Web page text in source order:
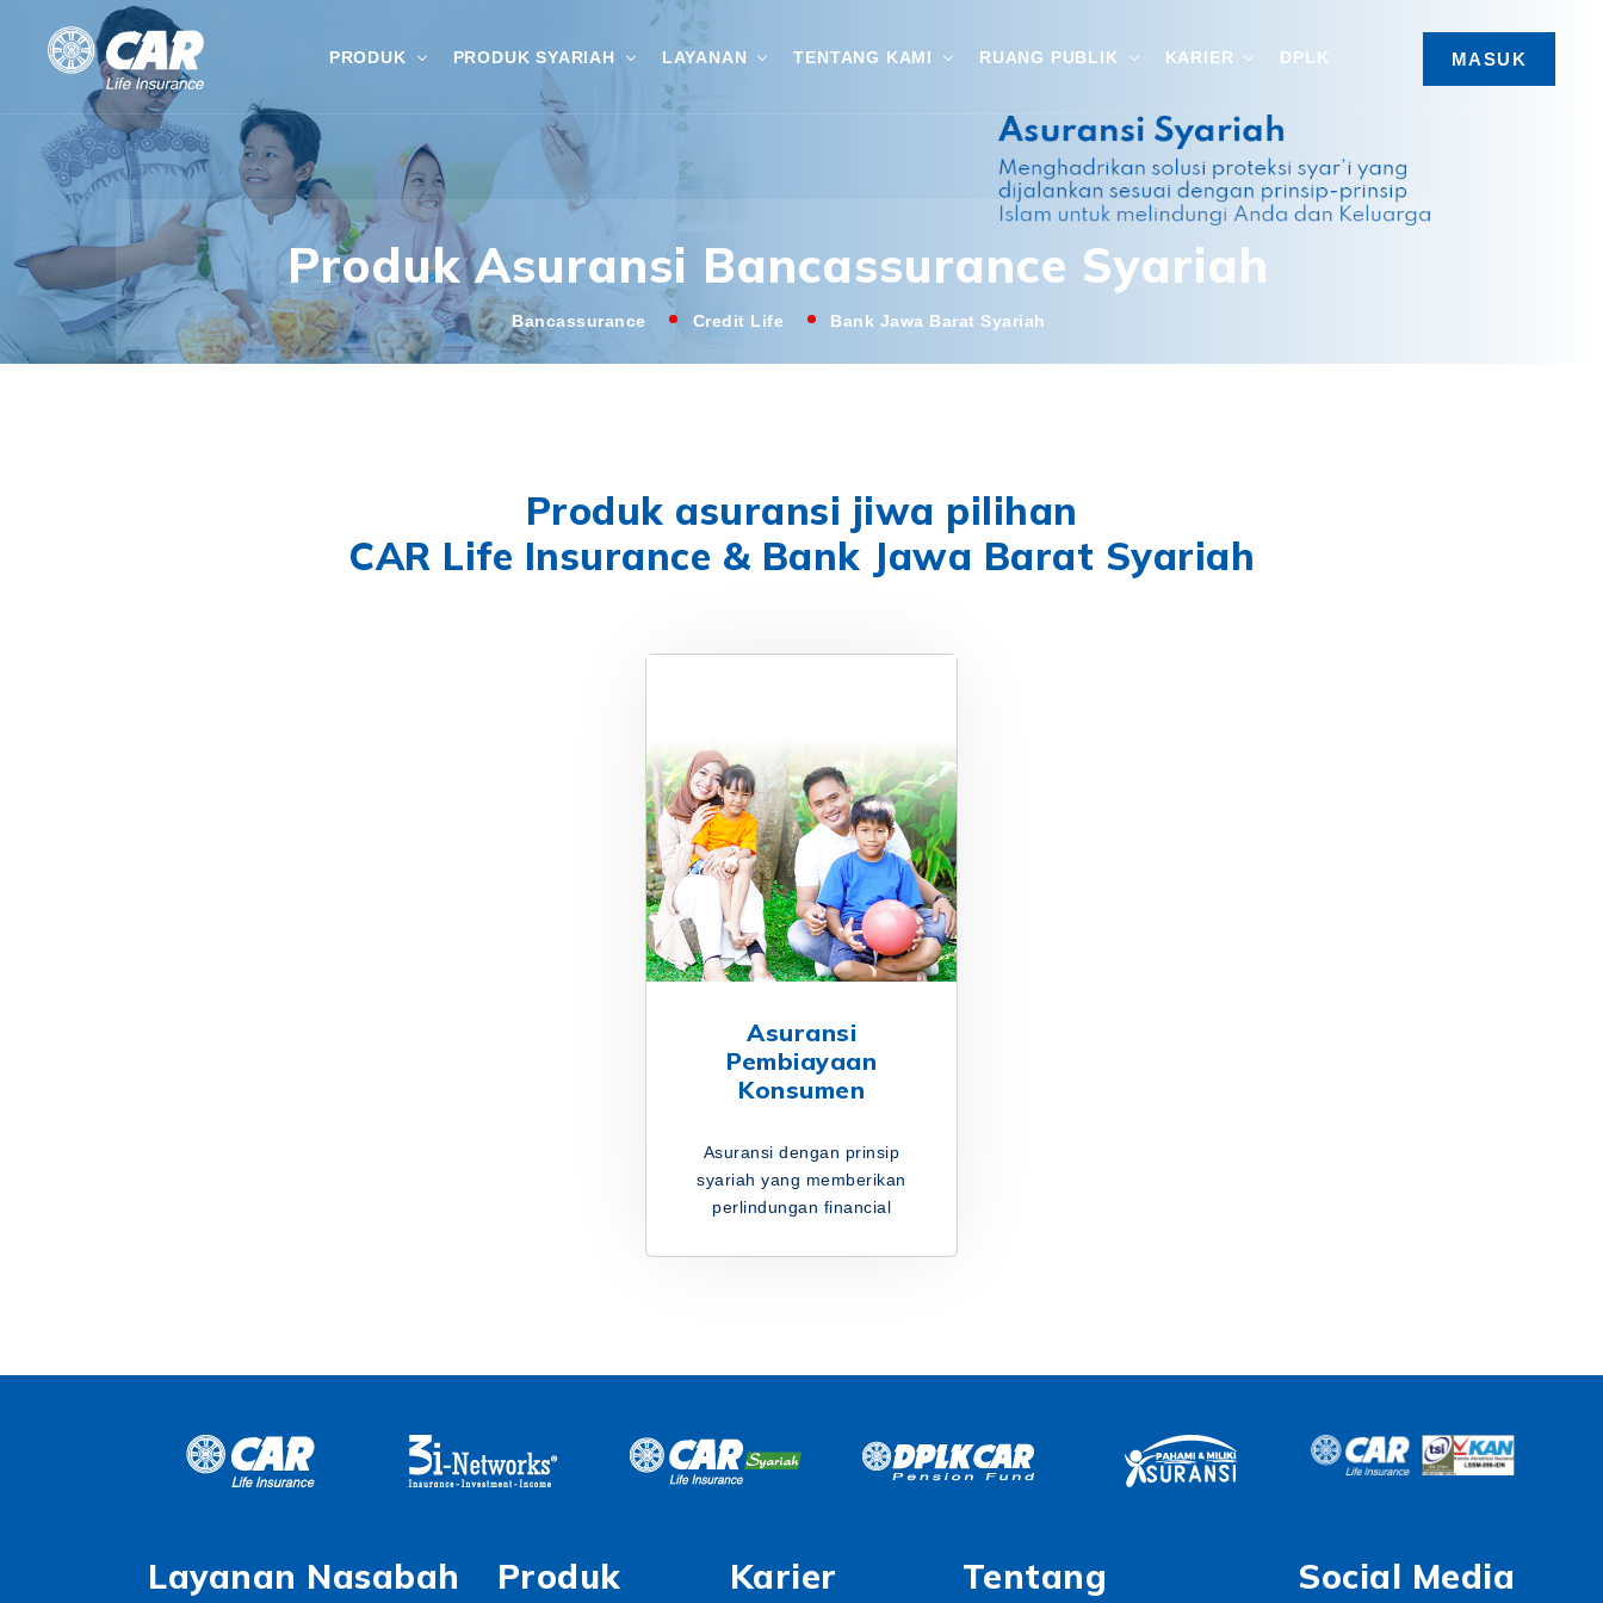
PRODUK PRODUK SYARIAH LAYANAN TENTANG KAMI RUANG PUBLIK KARIER DPLK MASUK
Produk Asuransi Bancassurance Syariah
Bancassurance Credit Life Bank Jawa Barat Syariah
Produk asuransi jiwa pilihan
CAR Life Insurance & Bank Jawa Barat Syariah
Asuransi
Pembiayaan
Konsumen
Asuransi dengan prinsip
syariah yang memberikan
perlindungan financial
Layanan Nasabah Produk Karier
Tentang
Social Media